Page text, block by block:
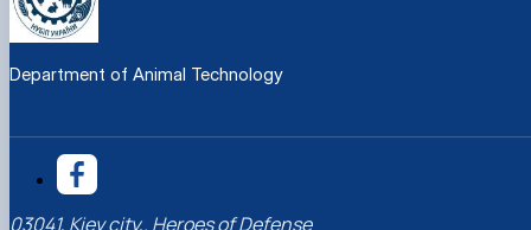
Department of Animal Technology
03041, Kiev city,. Heroes of Defense